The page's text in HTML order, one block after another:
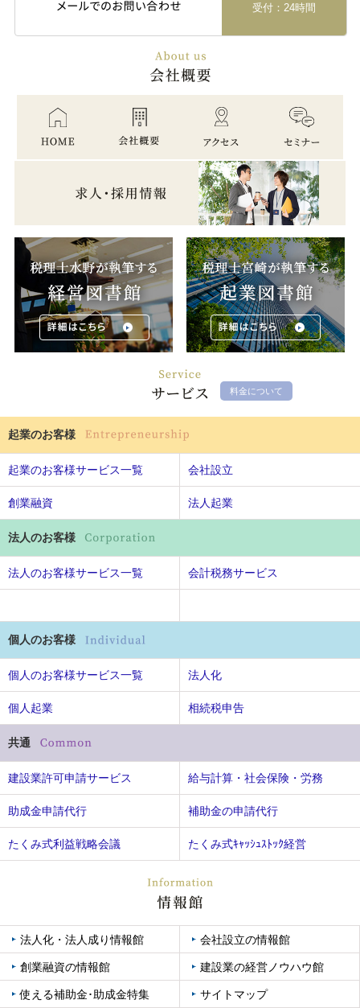
受付：24時間
料金について
起業のお客様
起業のお客様サービス一覧 会社設立
創業融資 法人起業
法人のお客様
法人のお客様サービス一覧 会計税務サービス
個人のお客様
個人のお客様サービス一覧 法人化
個人起業 相続税申告
共通
建設業許可申請サービス 給与計算・社会保険・労務
助成金申請代行 補助金の申請代行
たくみ式利益戦略会議 たくみ式ｷｬｯｼｭｽﾄｯｸ経営
法人化・法人成り情報館 会社設立の情報館
創業融資の情報館 建設業の経営ノウハウ館
使える補助金･助成金特集 サイトマップ